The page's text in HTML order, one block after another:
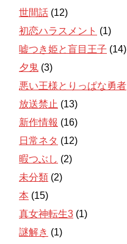
世間話 (12)
初恋ハラスメント (1)
嘘つき姫と盲目王子 (14)
夕鬼 (3)
悪い王様とりっぱな勇者
放送禁止 (13)
新作情報 (16)
日常ネタ (12)
暇つぶし (2)
未分類 (2)
本 (15)
真女神転生3 (1)
謎解き (1)